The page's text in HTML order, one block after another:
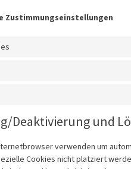
Zustimmungseinstellungen
Deaktivierung und
verwenden um
Cookies nicht platziert